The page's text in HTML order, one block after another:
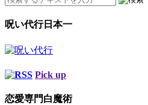
呪い代行日本一
Pick up
恋愛専門白魔術